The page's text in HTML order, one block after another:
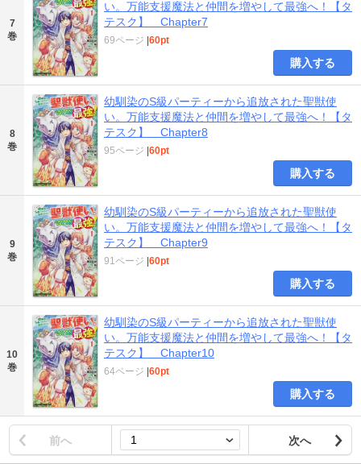
7
巻
い。万能支援魔法と仲間を増やして最強へ！【タ
テスク】 Chapter7
69ページ 60pt
購入する
8
巻
幼馴染のS級パーティーから追放された聖獣使
い。万能支援魔法と仲間を増やして最強へ！【タ
テスク】 Chapter8
95ページ 60pt
購入する
9
巻
幼馴染のS級パーティーから追放された聖獣使
い。万能支援魔法と仲間を増やして最強へ！【タ
テスク】 Chapter9
91ページ 60pt
購入する
10
巻
幼馴染のS級パーティーから追放された聖獣使
い。万能支援魔法と仲間を増やして最強へ！【タ
テスク】 Chapter10
64ページ 60pt
購入する
前へ 次へ